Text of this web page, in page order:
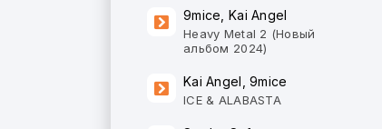
9mice, Kai Angel
Heavy Metal 2 (Новый
альбом 2024)
Kai Angel, 9mice
ICE & ALABASTA